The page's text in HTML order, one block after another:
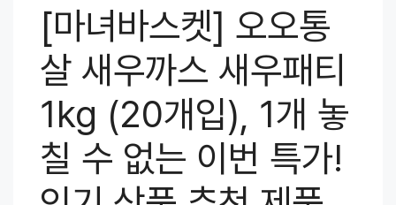
[마녀바스켓] 오오통
살 새우까스 새우패티
1kg (20개입), 1개 놓
칠 수 없는 이번 특가!